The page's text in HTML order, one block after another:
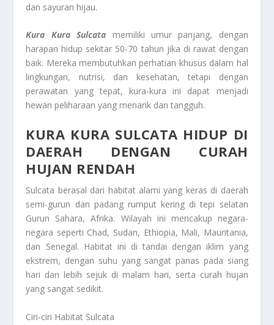
dan sayuran hijau.
Kura Kura Sulcata memiliki umur panjang, dengan
harapan hidup sekitar 50-70 tahun jika di rawat dengan
baik. Mereka membutuhkan perhatian khusus dalam hal
lingkungan, nutrisi, dan kesehatan, tetapi dengan
perawatan yang tepat, kura-kura ini dapat menjadi
hewan peliharaan yang menarik dan tangguh.
KURA KURA SULCATA HIDUP DI
DAERAH DENGAN CURAH
HUJAN RENDAH
Sulcata berasal dari habitat alami yang keras di daerah
semi-gurun dan padang rumput kering di tepi selatan
Gurun Sahara, Afrika. Wilayah ini mencakup negara-
negara seperti Chad, Sudan, Ethiopia, Mali, Mauritania,
dan Senegal. Habitat ini di tandai dengan iklim yang
ekstrem, dengan suhu yang sangat panas pada siang
hari dan lebih sejuk di malam hari, serta curah hujan
yang sangat sedikit.
Ciri-ciri Habitat Sulcata